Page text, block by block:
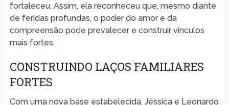
fortaleceu. Assim, ela reconheceu que, mesmo diante
de feridas profundas, o poder do amor e da
compreensão pode prevalecer e construir vínculos
mais fortes.
CONSTRUINDO LAÇOS FAMILIARES
FORTES
Com uma nova base estabelecida, Jéssica e Leonardo